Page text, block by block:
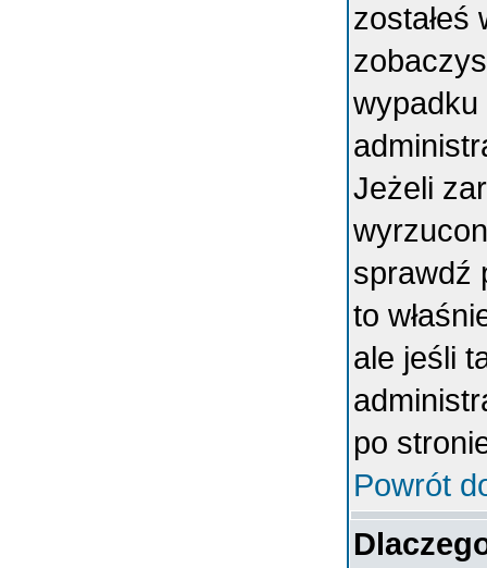
zostałeś
wypadku
Jeżeli
sprawdź
to
ale jeśli
po
Powrót